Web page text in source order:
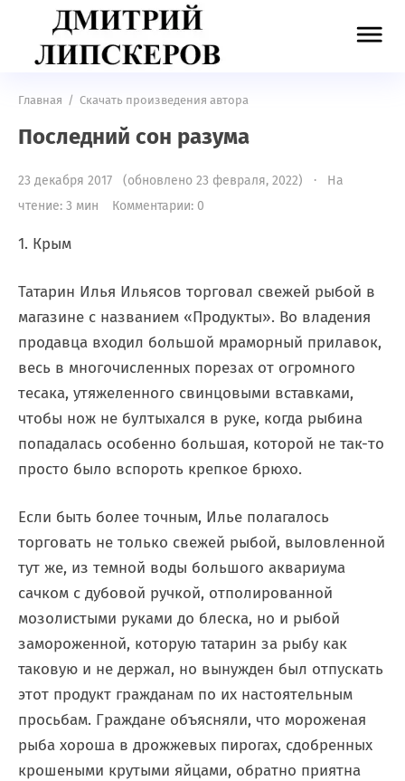
Главная / Скачать произведения автора
Последний сон разума
23 декабря 2017 (обновлено 23 февраля, 2022) · На
чтение: 3 мин
Комментарии: 0
1. Крым
Татарин Илья Ильясов торговал свежей рыбой в
магазине с названием «Продукты». Во владения
продавца входил большой мраморный прилавок,
весь в многочисленных порезах от огромного
тесака, утяжеленного свинцовыми вставками,
чтобы нож не бултыхался в руке, когда рыбина
попадалась особенно большая, которой не так-то
просто было вспороть крепкое брюхо.
Если быть более точным, Илье полагалось
торговать не только свежей рыбой, выловленной
тут же, из темной воды большого аквариума
сачком с дубовой ручкой, отполированной
мозолистыми руками до блеска, но и рыбой
замороженной, которую татарин за рыбу как
таковую и не держал, но вынужден был отпускать
этот продукт гражданам по их настоятельным
просьбам. Граждане объясняли, что мороженая
рыба хороша в дрожжевых пирогах, сдобренных
крошеными крутыми яйцами, обратно приятна